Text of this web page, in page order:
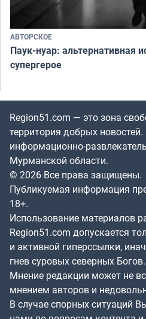
АВТОРСКОЕ
Паук-нуар: альтернативная
супергерое
Region51.com — это зона
территория добрых
информационно-
Мурманской области.
© 2026 Все права защищены.
Публикуемая информация
18+.
Использование материалов
Region51.com допускается
и активной гиперссылки,
гнев суровых северных Богов.
Мнение редакции может не
мнением авторов и
В случае спорных ситуаций